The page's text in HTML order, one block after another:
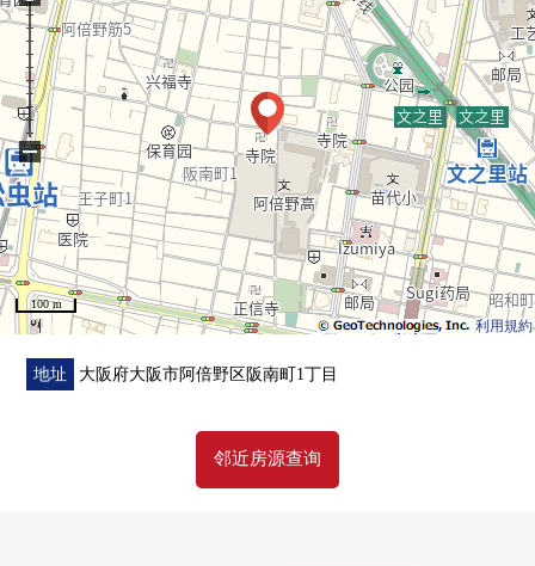
0宠物饲养可(有出自规章的限制)
利用規約
100 m
−
地址 大阪府大阪市阿倍野区阪南町1丁目
邻近房源查询